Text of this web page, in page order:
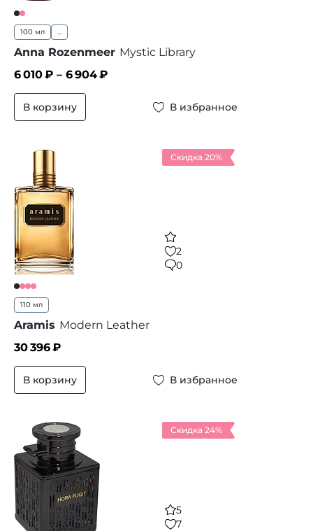
100 мл ...
Anna Rozenmeer Mystic Library
6 010₽ – 6 904₽
В корзину В избранное
Скидка 20%
2
0
110 мл
Aramis Modern Leather
30 396₽
В корзину В избранное
Скидка 24%
5
7